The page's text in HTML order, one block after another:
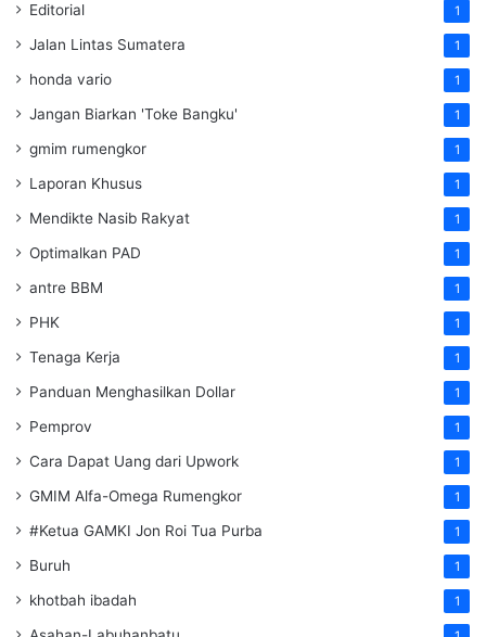
Editorial 1
Jalan Lintas Sumatera 1
honda vario 1
Jangan Biarkan 'Toke Bangku' 1
gmim rumengkor 1
Laporan Khusus 1
Mendikte Nasib Rakyat 1
Optimalkan PAD 1
antre BBM 1
PHK 1
Tenaga Kerja 1
Panduan Menghasilkan Dollar 1
Pemprov 1
Cara Dapat Uang dari Upwork 1
GMIM Alfa-Omega Rumengkor 1
#Ketua GAMKI Jon Roi Tua Purba 1
Buruh 1
khotbah ibadah 1